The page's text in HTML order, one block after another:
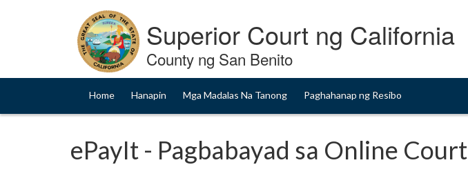
Superior Court ng California
County ng San Benito
Home Hanapin Mga Madalas Na Tanong Paghahanap ng Resibo
ePayIt - Pagbabayad sa Online Court